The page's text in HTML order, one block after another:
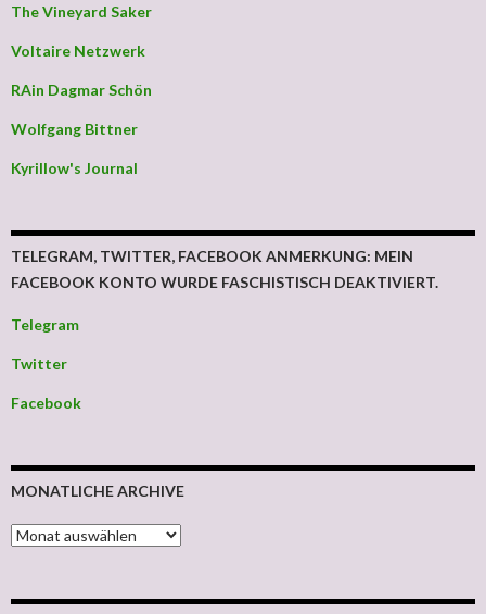
The Vineyard Saker
Voltaire Netzwerk
RAin Dagmar Schön
Wolfgang Bittner
Kyrillow's Journal
TELEGRAM, TWITTER, FACEBOOK ANMERKUNG: MEIN
FACEBOOK KONTO WURDE FASCHISTISCH DEAKTIVIERT.
Telegram
Twitter
Facebook
MONATLICHE ARCHIVE
MONATLICHE ARCHIVE